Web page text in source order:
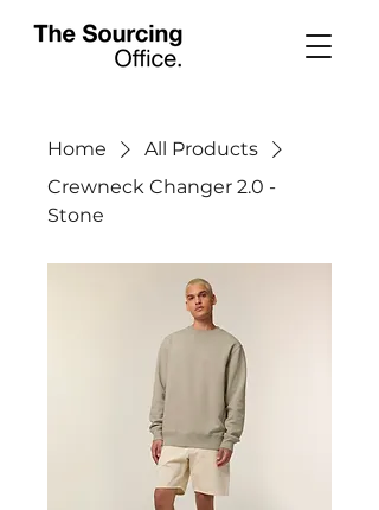
Home
All Products
Crewneck Changer 2.0 -
Stone